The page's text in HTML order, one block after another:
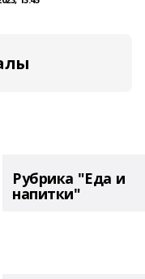
Рубрика "Еда и
напитки"